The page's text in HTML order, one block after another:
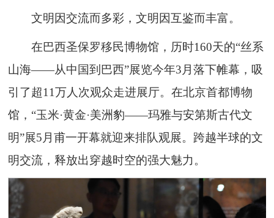
文明因交流而多彩，文明因互鉴而丰富。
在巴西圣保罗移民博物馆，历时160天的“丝系
山海——从中国到巴西”展览今年3月落下帷幕，吸
引了超11万人次观众走进展厅。在北京首都博物
馆，“玉米·黄金·美洲豹——玛雅与安第斯古代文
明”展5月甫一开幕就迎来排队观展。跨越半球的文
明交流，释放出穿越时空的强大魅力。